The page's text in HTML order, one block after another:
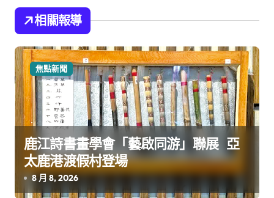
相關報導
焦點新聞
鹿江詩書畫學會「藝啟同游」聯展 亞
太鹿港渡假村登場
8 月 8, 2026